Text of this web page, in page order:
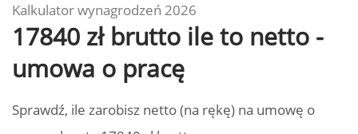
Kalkulator wynagrodzeń 2026
17840 zł brutto ile to netto -
umowa o pracę
Sprawdź, ile zarobisz netto (na rękę) na umowę o